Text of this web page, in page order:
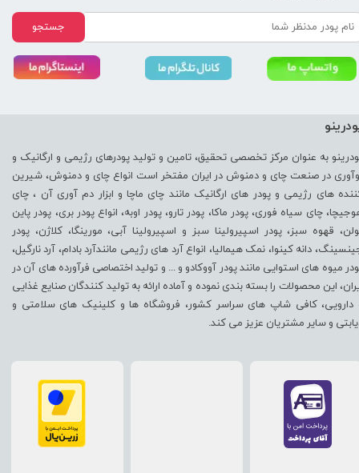
به عنوان مرکز تخصصی تحقیق، تامین و تولید پودرهای رژیمی و ارگانیک و
در صنعت چای و دمنوش در ایران مفتخر است انواع چای و دمنوش، شیرین
های رژیمی و پودر های ارگانیک مانند چای ماچا و ابزار دم آوری آن ، چای
چای سیاه فوری، پودر ماکا، پودر تارو، پودر اوبه، انواع پودر بری، پودر پاین
قهوه سبز، پودر اسپیرولینا سبز و اسپیرولینا آبی، مورینگا، کلاژن، پودر
دانه کینوا، نمک هیمالیا، انواع آرد های رژیمی مانندآرد بادام، آرد نارگیل،
میوه های استوایی مانند پودر آووکادو و ... و تولید اختصاصی فرآورده های آن در
این محصولات را بسته بندی نموده و آماده ارائه به تولید کنندگان صنایع غذایی
دارویی، کافی شاپ های سراسر کشور، فروشگاه ها و کلینیک های سلامتی و
و سایر مشتریان عزیز می کند.
جستجو